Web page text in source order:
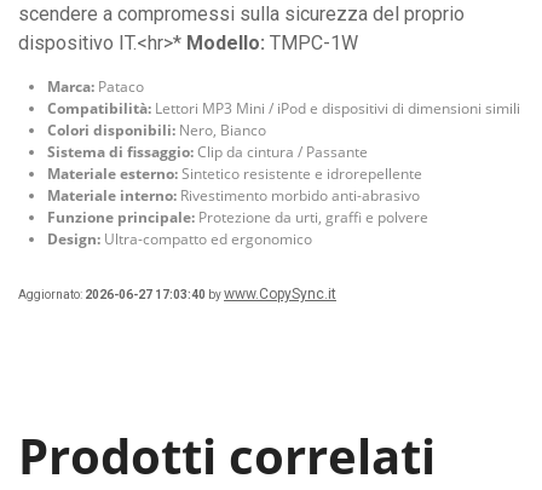
scendere a compromessi sulla sicurezza del proprio
dispositivo IT.<hr>* Modello: TMPC-1W
Marca: Pataco
Compatibilità: Lettori MP3 Mini / iPod e dispositivi di dimensioni simili
Colori disponibili: Nero, Bianco
Sistema di fissaggio:Clip da cintura / Passante
Materiale esterno:Sintetico resistente e idrorepellente
Materiale interno: Rivestimento morbido anti-abrasivo
Funzione principale: Protezione da urti, graffi e polvere
Design: Ultra-compatto ed ergonomico
Aggiornato: 2026-06-27 17:03:40 bywww.CopySync.it
Prodotti correlati